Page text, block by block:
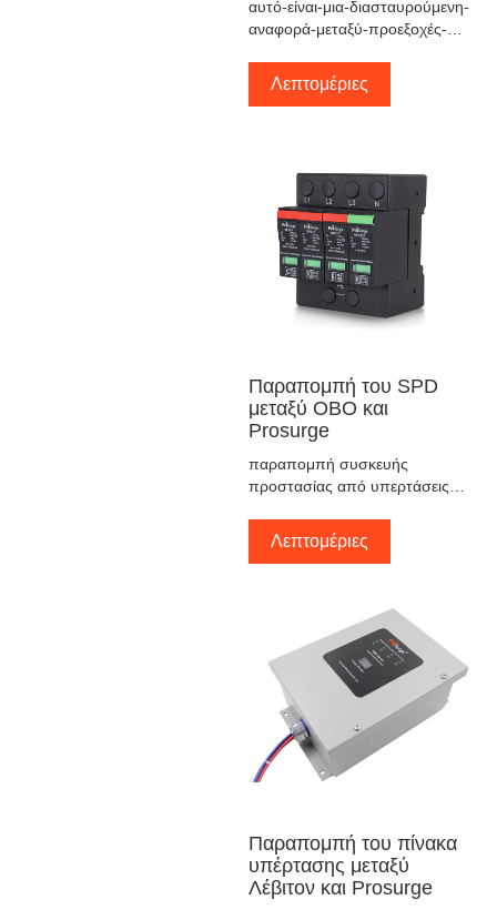
αυτό-είναι-μια-διασταυρούμενη-
αναφορά-μεταξύ-προεξοχές-
συσκευή-μοντέλο-με-iskras-
μέγα κύμα-ΠΡΟΣΤΑΣΙΑ-
αμφιβολία
Λεπτομέριες
Παραπομπή του SPD
μεταξύ OBO και
Prosurge
παραπομπή συσκευής
προστασίας από υπερτάσεις
Λεπτομέριες
Παραπομπή του πίνακα
υπέρτασης μεταξύ
Λέβιτον και Prosurge